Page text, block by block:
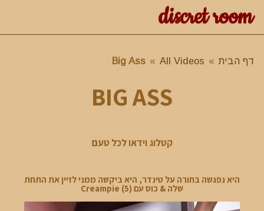
discret room
דף הבית »
All Videos
»
Big Ass
BIG ASS
קטלוג וידאו לכל טעם
היא נפגשה בחורה על טינדר, היא ביקשה ממני לזיין את התחת
שלה & כוס עם Creampie (5)